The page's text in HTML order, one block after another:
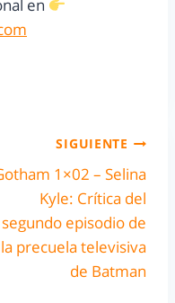
en
SIGUIENTE
1×02 – Selina
Kyle: Crítica del
segundo episodio de
la precuela televisiva
de Batman